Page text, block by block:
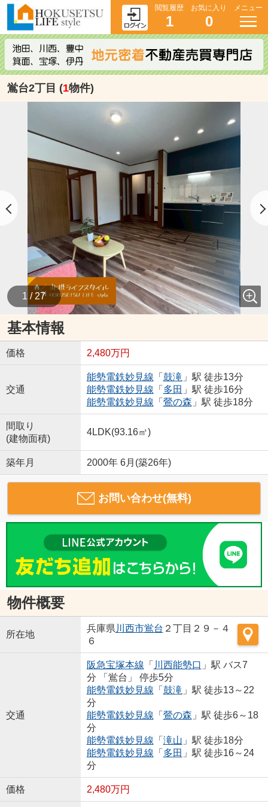
閲覧履歴
1
お気に入り
0
メニュー
鴬台2丁目 (1物件)
1 / 27
基本情報
価格 2,480万円
交通
能勢電鉄妙見線 「 鼓滝 」駅 徒歩13分
能勢電鉄妙見線 「 多田 」駅 徒歩16分
能勢電鉄妙見線 「 鶯の森 」駅 徒歩18分
間取り
(建物面積)
4LDK(93.16㎡)
築年月 2000年 6月(築26年)
お問い合わせ(無料)
物件概要
所在地
兵庫県 川西市鴬台 ２丁目２９－４
６
交通
阪急宝塚本線 「 川西能勢口 」駅 バス7
分 「鴬台」 停歩5分
能勢電鉄妙見線 「 鼓滝 」駅 徒歩13～22
分
能勢電鉄妙見線 「 鶯の森 」駅 徒歩6～18
分
能勢電鉄妙見線 「 滝山 」駅 徒歩18分
能勢電鉄妙見線 「 多田 」駅 徒歩16～24
分
価格 2,480万円